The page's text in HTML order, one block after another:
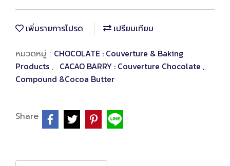
เพิ่มรายการโปรด เปรียบเทียบ
หมวดหมู่ : CHOCOLATE : Couverture & Baking
Products , CACAO BARRY : Couverture Chocolate ,
Compound &Cocoa Butter
Share